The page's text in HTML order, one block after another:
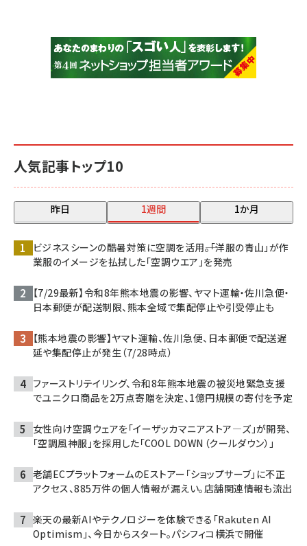
人気記事トップ10
昨日 1週間 1か月
ビジネスシーンの酷暑対策に空調を活用――。「洋服の青山」が作
業服のイメージを払拭した「空調ウエア」を発売
【7/29最新】令和8年熊本地震の影響、ヤマト運輸・佐川急便・
日本郵便が配送制限、熊本全域で集配停止や引受停止も
【熊本地震の影響】ヤマト運輸、佐川急便、日本郵便で配送遅
延や集配停止が発生（7/28時点）
ファーストリテイリング、令和8年熊本地震の被災地緊急支援
でユニクロ商品を2万点寄贈を決定、1億円規模の寄付を予定
女性向け空調ウェアを「イーザッカマニアストア―ズ」が開発、
「空調風神服」を採用した「COOL DOWN（クールダウン）」
老舗ECプラットフォームのEストアー「ショップサーブ」に不正
アクセス、885万件の個人情報が漏えい。店舗関連情報も流出
楽天の最新AIやテクノロジーを体験できる「Rakuten AI
Optimism」、今日からスタート。パシフィコ横浜で開催